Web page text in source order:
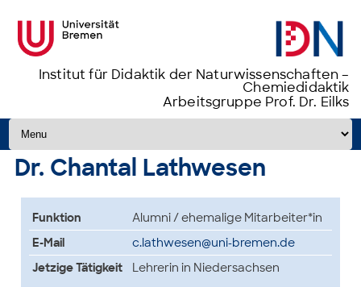
Institut für Didaktik der Naturwissenschaften –
Chemiedidaktik
Arbeitsgruppe Prof. Dr. Eilks
Zum Inhalt springen
Dr. Chantal Lathwesen
Funktion
Alumni / ehemalige Mitarbeiter*in
E-Mail
c.lathwesen@uni-bremen.de
Jetzige Tätigkeit
Lehrerin in Niedersachsen